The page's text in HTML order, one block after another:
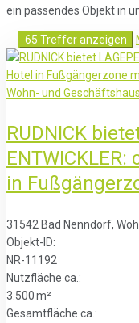
ein passendes Objekt in
65 Treffer anzeigen
RUDNICK
in
31542 Bad Nenndorf,
Objekt-ID:
NR-11192
Nutzfläche ca.:
3.500 m²
Gesamtfläche ca.: